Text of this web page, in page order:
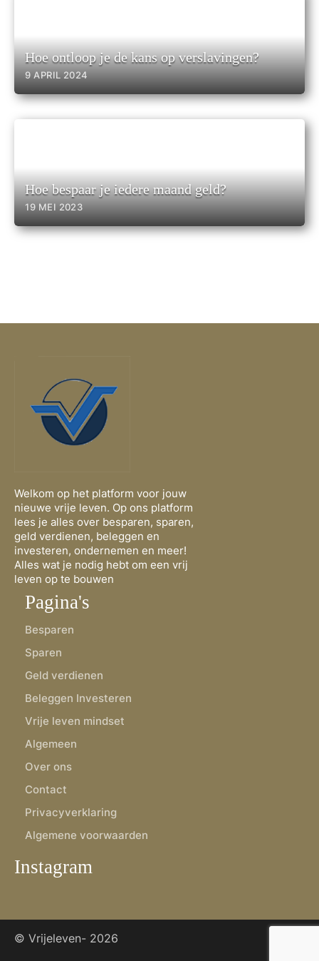
Hoe ontloop je de kans op verslavingen?
9 APRIL 2024
Hoe bespaar je iedere maand geld?
19 MEI 2023
Welkom op het platform voor jouw
nieuwe vrije leven. Op ons platform
lees je alles over besparen, sparen,
geld verdienen, beleggen en
investeren, ondernemen en meer!
Alles wat je nodig hebt om een vrij
leven op te bouwen
Pagina's
Besparen
Sparen
Geld verdienen
Beleggen Investeren
Vrije leven mindset
Algemeen
Over ons
Contact
Privacyverklaring
Algemene voorwaarden
Instagram
© Vrijeleven- 2026